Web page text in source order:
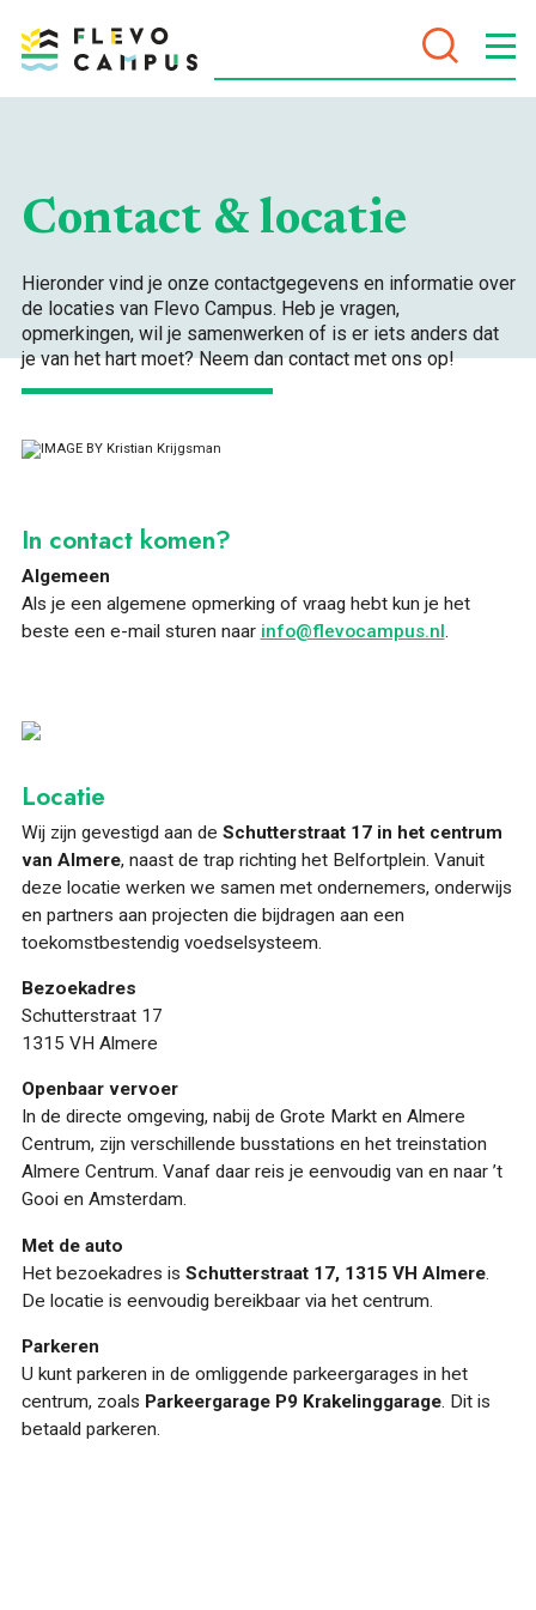
PROGRAMMA’S
OVER
Contact & locatie
Hieronder vind je onze contactgegevens en informatie over
de locaties van Flevo Campus. Heb je vragen,
opmerkingen, wil je samenwerken of is er iets anders dat
je van het hart moet? Neem dan contact met ons op!
In contact komen?
Algemeen
Als je een algemene opmerking of vraag hebt kun je het
beste een e-mail sturen naar info@flevocampus.nl.
Locatie
Wij zijn gevestigd aan de Schutterstraat 17 in het centrum
van Almere, naast de trap richting het Belfortplein. Vanuit
deze locatie werken we samen met ondernemers, onderwijs
en partners aan projecten die bijdragen aan een
toekomstbestendig voedselsysteem.
Bezoekadres
Schutterstraat 17
1315 VH Almere
Openbaar vervoer
In de directe omgeving, nabij de Grote Markt en Almere
Centrum, zijn verschillende busstations en het treinstation
Almere Centrum. Vanaf daar reis je eenvoudig van en naar ’t
Gooi en Amsterdam.
Met de auto
Het bezoekadres is Schutterstraat 17, 1315 VH Almere.
De locatie is eenvoudig bereikbaar via het centrum.
Parkeren
U kunt parkeren in de omliggende parkeergarages in het
centrum, zoals Parkeergarage P9 Krakelinggarage. Dit is
betaald parkeren.